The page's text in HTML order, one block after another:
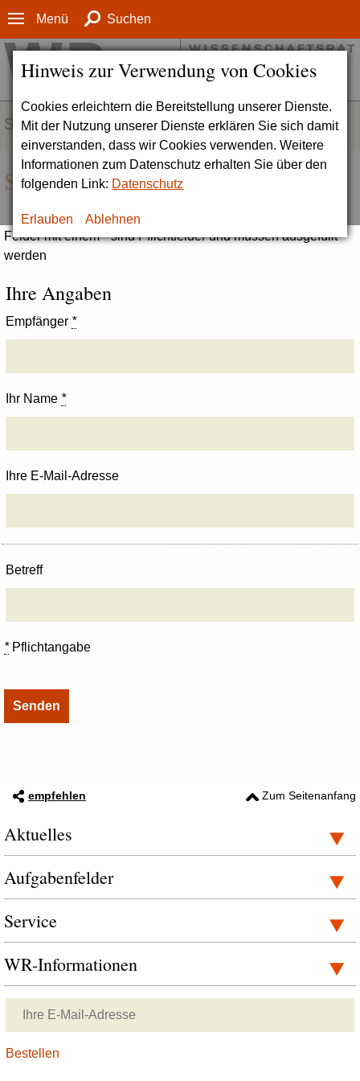
Hinweis zur Verwendung von Cookies
Cookies erleichtern die Bereitstellung unserer Dienste.
Mit der Nutzung unserer Dienste erklären Sie sich damit
einverstanden, dass wir Cookies verwenden. Weitere
Informationen zum Datenschutz erhalten Sie über den
folgenden Link: Datenschutz
Erlauben Ablehnen
Menü Suchen
SERVICE
Seite empfehlen
Felder mit einem * sind Pflichtfelder und müssen ausgefüllt
werden
Ihre Angaben
Empfänger *
Ihr Name *
Ihre E-Mail-Adresse
Betreff
*Pflichtangabe
empfehlen Zum Seitenanfang
Aktuelles
Aufgabenfelder
Service
WR-Informationen